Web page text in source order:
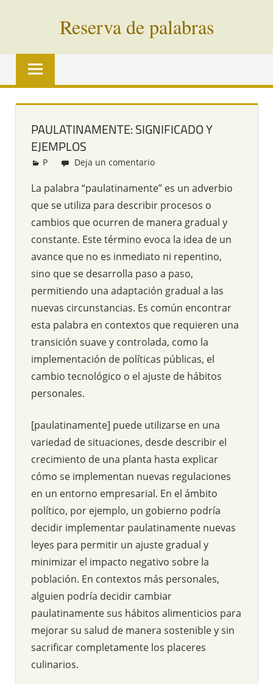
Reserva de palabras
Palabras
vías
todo
PAULATINAMENTE: SIGNIFICADO Y
EJEMPLOS
Redacción
P Deja un comentario
La palabra “paulatinamente” es un adverbio
que se utiliza para describir procesos o
cambios que ocurren de manera gradual y
constante. Este término evoca la idea de un
avance que no es inmediato ni repentino,
sino que se desarrolla paso a paso,
permitiendo una adaptación gradual a las
nuevas circunstancias. Es común encontrar
esta palabra en contextos que requieren una
transición suave y controlada, como la
implementación de políticas públicas, el
cambio tecnológico o el ajuste de hábitos
personales.
[paulatinamente] puede utilizarse en una
variedad de situaciones, desde describir el
crecimiento de una planta hasta explicar
cómo se implementan nuevas regulaciones
en un entorno empresarial. En el ámbito
político, por ejemplo, un gobierno podría
decidir implementar paulatinamente nuevas
leyes para permitir un ajuste gradual y
minimizar el impacto negativo sobre la
población. En contextos más personales,
alguien podría decidir cambiar
paulatinamente sus hábitos alimenticios para
mejorar su salud de manera sostenible y sin
sacrificar completamente los placeres
culinarios.